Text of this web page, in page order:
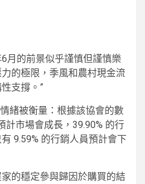
6月的前景似乎謹慎但謹慎樂
的極限，季風和農村現金流
支撐。”
緒被衡量：根據該協會的數
計市場會成長，39.90% 的行
9.59% 的行銷人員預計會下
的穩定參與歸因於購買的結